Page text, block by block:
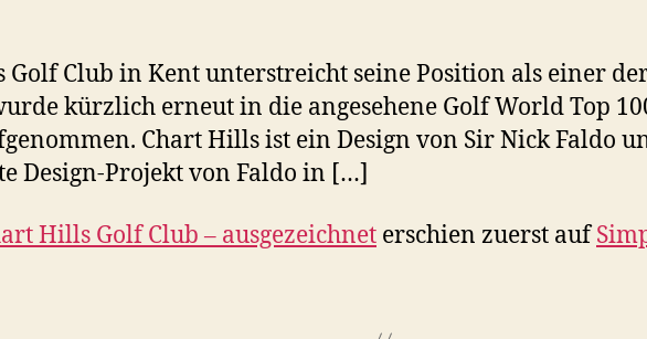
Golf Club in Kent unterstreicht seine Position als einer
kürzlich erneut in die angesehene Golf World Top
Chart Hills ist ein Design von Sir Nick Faldo
Design-Projekt von Faldo in […]
Hills Golf Club – ausgezeichnet erschien zuerst auf